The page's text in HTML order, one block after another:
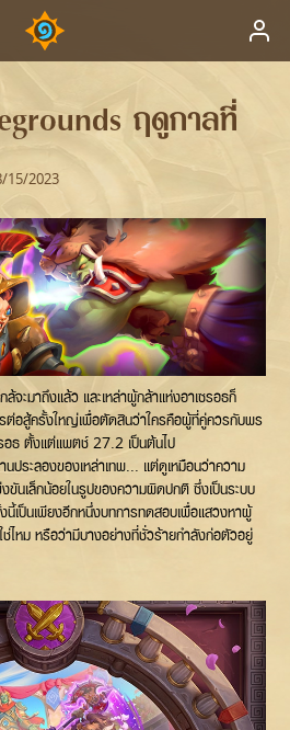
ฤดูกาลที่
15/2023
มาถึงแล้ว และเหล่าผู้กล้าแห่งอาเซรอธก็
ต่อสู้ครั้งใหญ่เพื่อตัดสินว่าใครคือผู้ที่คู่ควรกับพร
อธ ตั้งแต่แพตช์ 27.2 เป็นต้นไป
ระลองของเหล่าเทพ... แต่ดูเหมือนว่าความ
งขันเล็กน้อยในรูปของความผิดปกติ ซึ่งเป็นระบบ
นี้เป็นเพียงอีกหนึ่งบทการทดสอบเพื่อแสวงหาผู้
ไหม หรือว่ามีบางอย่างที่ชั่วร้ายกำลังก่อตัวอยู่